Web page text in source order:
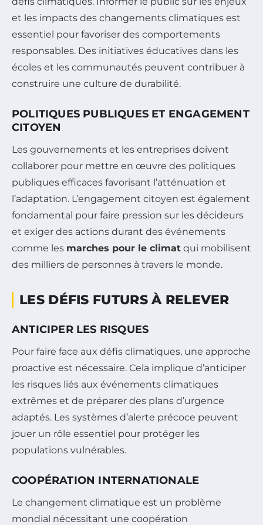
et les impacts des changements climatiques est
essentiel pour favoriser des comportements
responsables. Des initiatives éducatives dans les
écoles et les communautés peuvent contribuer à
construire une culture de durabilité.
POLITIQUES PUBLIQUES ET ENGAGEMENT
CITOYEN
Les gouvernements et les entreprises doivent
collaborer pour mettre en œuvre des politiques
publiques efficaces favorisant l’atténuation et
l’adaptation. L’engagement citoyen est également
fondamental pour faire pression sur les décideurs
et exiger des actions durant des événements
comme les marches pour le climat qui mobilisent
des milliers de personnes à travers le monde.
LES DÉFIS FUTURS À RELEVER
ANTICIPER LES RISQUES
Pour faire face aux défis climatiques, une approche
proactive est nécessaire. Cela implique d’anticiper
les risques liés aux événements climatiques
extrêmes et de préparer des plans d’urgence
adaptés. Les systèmes d’alerte précoce peuvent
jouer un rôle essentiel pour protéger les
populations vulnérables.
COOPÉRATION INTERNATIONALE
Le changement climatique est un problème
mondial nécessitant une coopération